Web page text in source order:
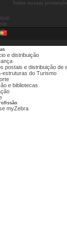
Todas nossas
e distribuição
postais e distribuição de
estruturas do Turismo
e bibliotecas
myZebra